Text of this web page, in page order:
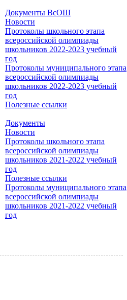
Документы ВсОШ
Новости
Протоколы школьного этапа
всероссийской олимпиады
школьников 2022-2023 учебный
год
Протоколы муниципального этапа
всероссийской олимпиады
школьников 2022-2023 учебный
год
Полезные ссылки
Документы
Новости
Протоколы школьного этапа
всероссийской олимпиады
школьников 2021-2022 учебный
год
Полезные ссылки
Протоколы муниципального этапа
всероссийской олимпиады
школьников 2021-2022 учебный
год